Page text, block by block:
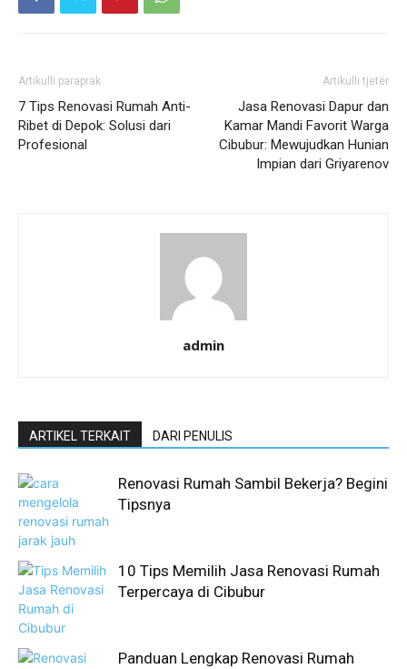
Artikulli paraprak
7 Tips Renovasi Rumah Anti-
Ribet di Depok: Solusi dari
Profesional
Artikulli tjetër
Jasa Renovasi Dapur dan
Kamar Mandi Favorit Warga
Cibubur: Mewujudkan Hunian
Impian dari Griyarenov
admin
ARTIKEL TERKAIT DARI PENULIS
Renovasi Rumah Sambil Bekerja? Begini
Tipsnya
10 Tips Memilih Jasa Renovasi Rumah
Terpercaya di Cibubur
Panduan Lengkap Renovasi Rumah